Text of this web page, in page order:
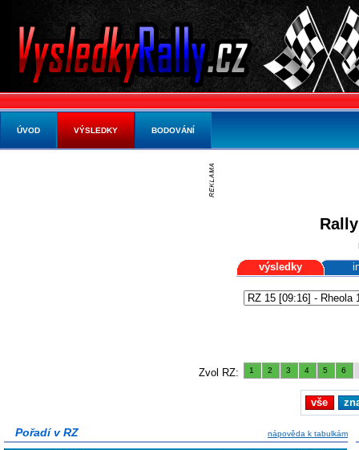
výsledky
Zvol RZ: 1 2 3 4 5 6
vše
Pořadí v RZ nápověda k tabulkám
ÚVOD VÝSLEDKY BODOVÁNÍ